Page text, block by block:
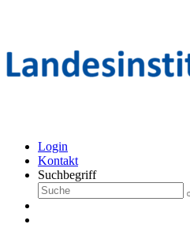
Login
Kontakt
Suchbegriff